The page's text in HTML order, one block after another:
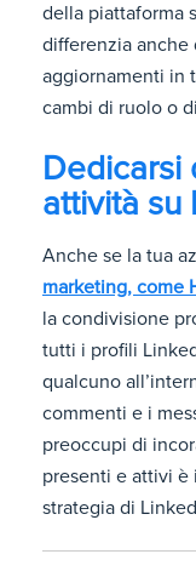
della piattaforma
differenzia anche
aggiornamenti in
cambi di ruolo o
Dedicarsi
attività su
Anche se la tua
marketing, come
la condivisione
tutti i profili
qualcuno
commenti e i
preoccupi di
presenti e attivi è
strategia di